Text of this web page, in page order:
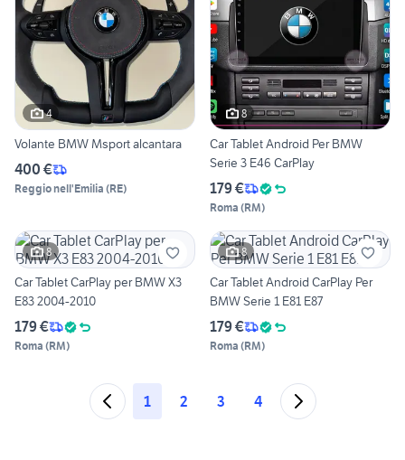
4
Volante BMW Msport alcantara
400 €
Reggio nell'Emilia (RE)
8
Car Tablet Android Per BMW
Serie 3 E46 CarPlay
179 €
Roma (RM)
8
Car Tablet CarPlay per BMW X3
E83 2004-2010
179 €
Roma (RM)
8
Car Tablet Android CarPlay Per
BMW Serie 1 E81 E87
179 €
Roma (RM)
1 2 3 4